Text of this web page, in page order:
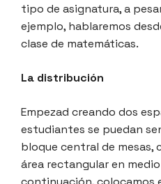
tipo de asignatura, a
ejemplo, hablaremos
clase de matemáticas.
La distribución
Empezad creando dos
estudiantes se puedan
bloque central de mesas,
área rectangular en medio